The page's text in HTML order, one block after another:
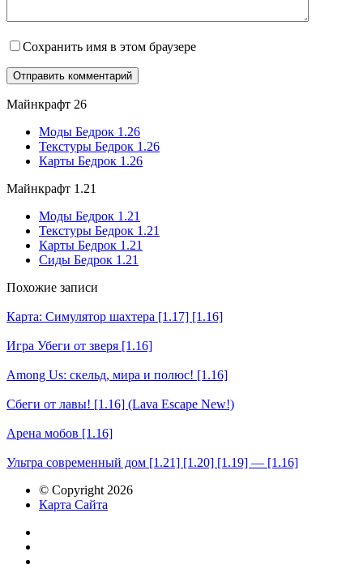
Сохранить имя в этом браузере
Майнкрафт 26
Моды Бедрок 1.26
Текстуры Бедрок 1.26
Карты Бедрок 1.26
Майнкрафт 1.21
Моды Бедрок 1.21
Текстуры Бедрок 1.21
Карты Бедрок 1.21
Сиды Бедрок 1.21
Похожие записи
Карта: Симулятор шахтера [1.17] [1.16]
Игра Убеги от зверя [1.16]
Among Us: скельд, мира и полюс! [1.16]
Сбеги от лавы! [1.16] (Lava Escape New!)
Арена мобов [1.16]
Ультра современный дом [1.21] [1.20] [1.19] — [1.16]
© Copyright 2026
Карта Сайта